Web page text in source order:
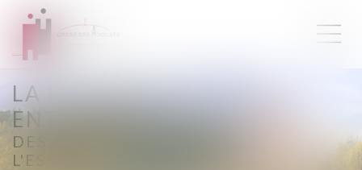
LA PERMANENCE DES
ENTREPRISES
DES AVOCATS DU BARREAU DE
L'ESSONNE